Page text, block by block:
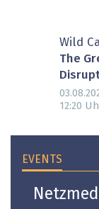
Wild
The
12:20
EVENTS